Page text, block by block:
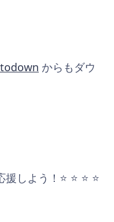
からもダウ
しよう！⭐️ ⭐️ ⭐️ ⭐️